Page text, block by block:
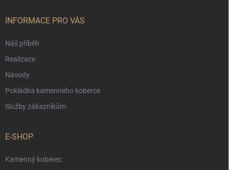
INFORMACE PRO VÁS
Náš příběh
Realizace
Návody
Pokládka kamenného koberce
Služby zákazníkům
E-SHOP
Kamenný koberec